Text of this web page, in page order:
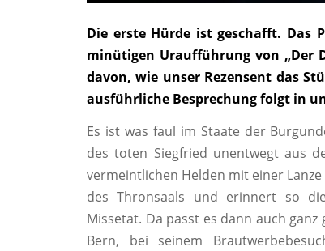
Die erste Hürde ist geschafft. Das
minütigen Uraufführung von „Der
davon, wie unser Rezensent das
ausführliche Besprechung folgt in
Es ist was faul im Staate der
des toten Siegfried unentwegt aus
vermeintlichen Helden mit einer
des Thronsaals und erinnert so
Missetat. Da passt es dann auch
Bern, bei seinem